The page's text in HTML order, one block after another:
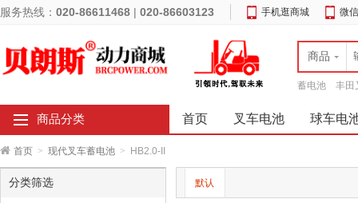
服务热线： 020-86611468 | 020-86603123 手机逛商城 微
商品
蓄电池 丰田
商品分类 首页 叉车电池 球车电
首页 > 现代叉车蓄电池 > HB2.0-II
分类筛选 默认